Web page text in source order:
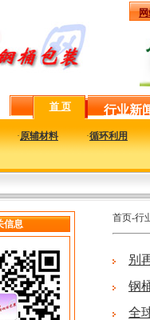
首 页 行业新
·原辅材料 ·循环利用
信息
首页-行
别
钢
全